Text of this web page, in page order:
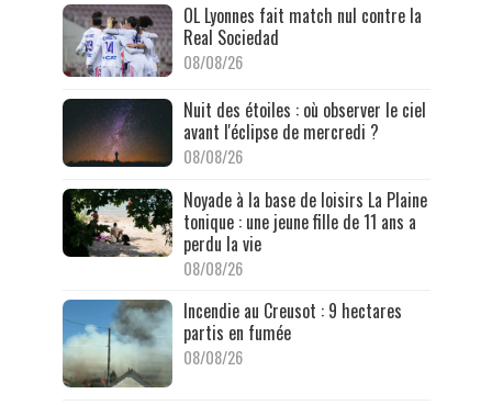
OL Lyonnes fait match nul contre la
Real Sociedad
08/08/26
Nuit des étoiles : où observer le ciel
avant l'éclipse de mercredi ?
08/08/26
Noyade à la base de loisirs La Plaine
tonique : une jeune fille de 11 ans a
perdu la vie
08/08/26
Incendie au Creusot : 9 hectares
partis en fumée
08/08/26